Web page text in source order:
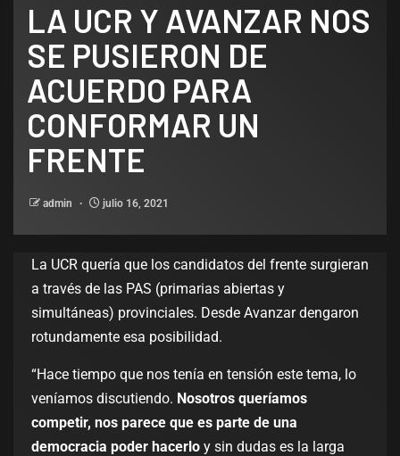
LA UCR Y AVANZAR NOS
SE PUSIERON DE
ACUERDO PARA
CONFORMAR UN
FRENTE
admin julio 16, 2021
La UCR quería que los candidatos del frente surgieran
a través de las PAS (primarias abiertas y
simultáneas) provinciales. Desde Avanzar dengaron
rotundamente esa posibilidad.
“Hace tiempo que nos tenía en tensión este tema, lo
veníamos discutiendo. Nosotros queríamos
competir, nos parece que es parte de una
democracia poder hacerlo y sin dudas es la larga